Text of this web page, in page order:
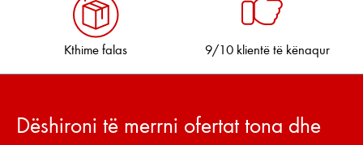
Kthime falas 9/10 klientë të kënaqur
Dëshironi të merrni ofertat tona dhe